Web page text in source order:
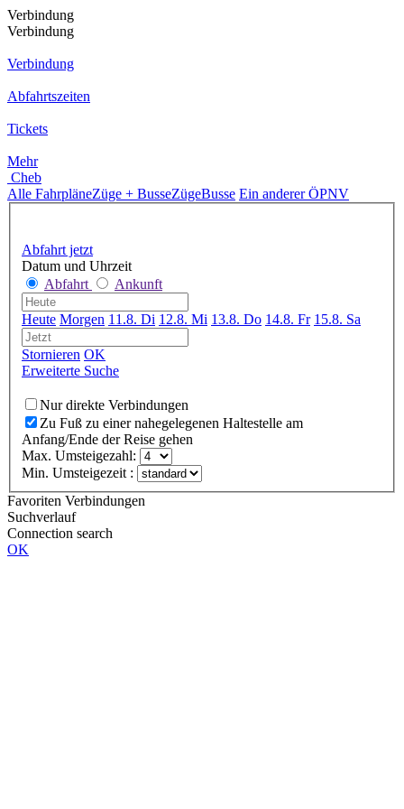
Verbindung
Verbindung
Verbindung
Abfahrtszeiten
Tickets
Mehr
Cheb
Alle FahrpläneZüge + BusseZügeBusse Ein anderer ÖPNV
Abfahrt jetzt
Datum und Uhrzeit
Abfahrt
Ankunft
Heute Morgen 11.8. Di 12.8. Mi 13.8. Do 14.8. Fr 15.8. Sa
Stornieren OK
Erweiterte Suche
Nur direkte Verbindungen
Zu Fuß zu einer nahegelegenen Haltestelle am
Anfang/Ende der Reise gehen
Max. Umsteigezahl:
Min. Umsteigezeit :
Favoriten Verbindungen
Suchverlauf
Connection search
OK